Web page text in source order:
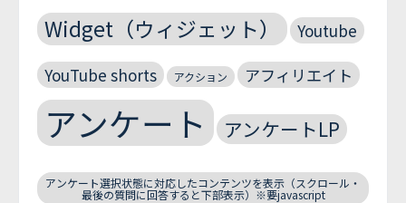
Widget（ウィジェット）
Youtube
YouTube shorts
アクション アフィリエイト
アンケート アンケートLP
アンケート選択状態に対応したコンテンツを表示（スクロール・
最後の質問に回答すると下部表示）※要javascript